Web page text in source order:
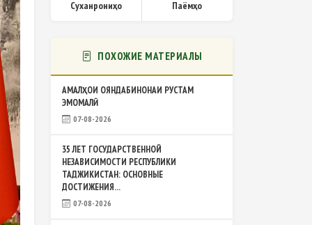
Суханрониҳо Паёмҳо
ПОХОЖИЕ МАТЕРИАЛЫ
АМАЛҲОИ ОЯНДАБИНОНАИ РУСТАМ
ЭМОМАЛӢ
07-08-2026
35 ЛЕТ ГОСУДАРСТВЕННОЙ
НЕЗАВИСИМОСТИ РЕСПУБЛИКИ
ТАДЖИКИСТАН: ОСНОВНЫЕ
ДОСТИЖЕНИЯ...
07-08-2026